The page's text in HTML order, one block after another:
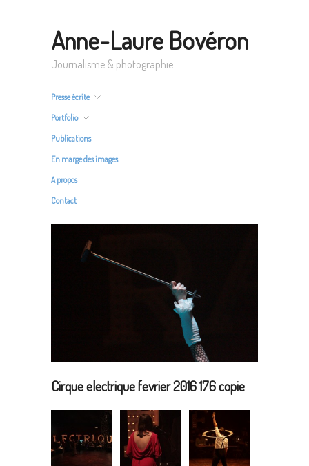
Anne-Laure Bovéron
Journalisme & photographie
Presse écrite
Portfolio
Publications
En marge des images
A propos
Contact
Cirque electrique fevrier 2016 176 copie